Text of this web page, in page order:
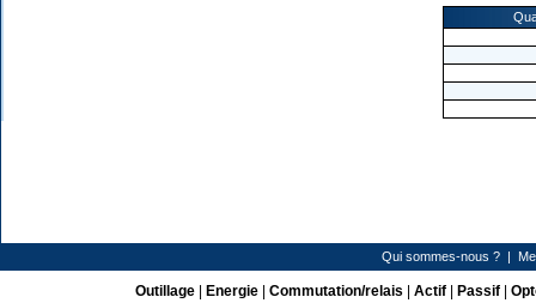
Qui sommes-nous ? |
Outillage| Energie| Commutation/relais Actif| Passif|